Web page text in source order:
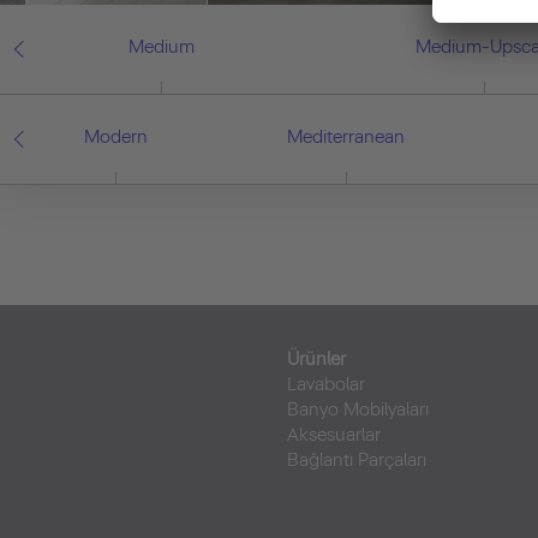
Medium Medium-
Modern Mediterranean
Ürünler
Lavabolar
Banyo Mobilyaları
Aksesuarlar
Bağlantı Parçaları